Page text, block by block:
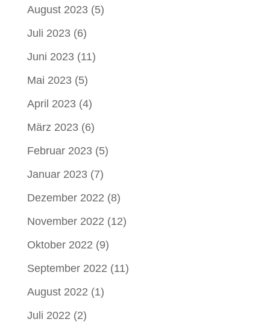
August 2023(5)
Juli 2023(6)
Juni 2023(11)
Mai 2023(5)
April 2023(4)
März 2023(6)
Februar 2023(5)
Januar 2023(7)
Dezember 2022 (8)
November 2022 (12)
Oktober 2022 (9)
September 2022 (11)
August 2022 (1)
Juli 2022 (2)